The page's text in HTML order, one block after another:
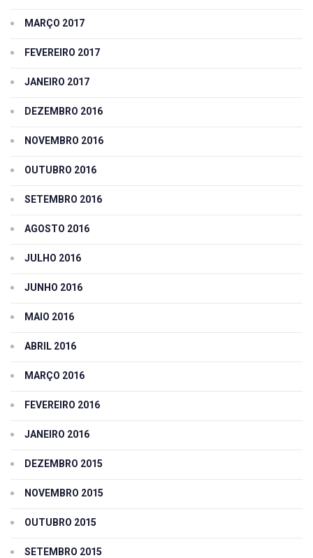
MARÇO 2017
FEVEREIRO 2017
JANEIRO 2017
DEZEMBRO 2016
NOVEMBRO 2016
OUTUBRO 2016
SETEMBRO 2016
AGOSTO 2016
JULHO 2016
JUNHO 2016
MAIO 2016
ABRIL 2016
MARÇO 2016
FEVEREIRO 2016
JANEIRO 2016
DEZEMBRO 2015
NOVEMBRO 2015
OUTUBRO 2015
SETEMBRO 2015